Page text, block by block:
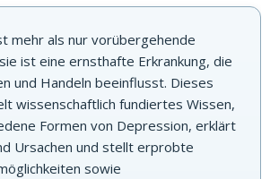
mehr als nur vorübergehende
ist eine ernsthafte Erkrankung, die
und Handeln beeinflusst. Dieses
wissenschaftlich fundiertes Wissen,
Formen von Depression, erklärt
Ursachen und stellt erprobte
sowie